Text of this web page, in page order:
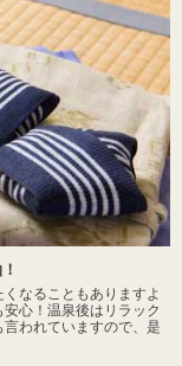
なることもありますよ
心！温泉後はリラック
われていますので、是